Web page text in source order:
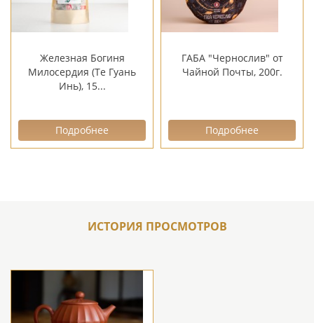
Железная Богиня
Милосердия (Те Гуань
Инь), 15...
Подробнее
ГАБА "Чернослив" от
Чайной Почты, 200г.
Подробнее
ИСТОРИЯ ПРОСМОТРОВ